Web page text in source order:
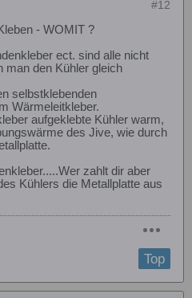
#12
- WOMIT ?
ect. sind alle nicht
man den Kühler gleich
selbstklebenden
Wärmeleitkleber.
aufgeklebte Kühler warm,
des Jive, wie durch
zahlt dir aber
Kühlers die Metallplatte aus
Top